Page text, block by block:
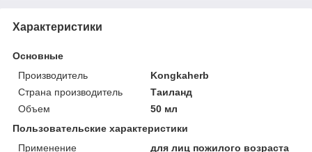
Характеристики
Основные
Производитель
Kongkaherb
Страна производитель
Таиланд
Объем
50 мл
Пользовательские характеристики
Применение
для лиц пожилого возраста